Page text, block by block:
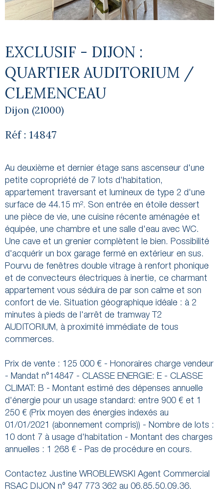
EXCLUSIF - DIJON :
QUARTIER AUDITORIUM /
CLEMENCEAU
Dijon (21000)
Réf : 14847
Au deuxième et dernier étage sans ascenseur d'une
petite copropriété de 7 lots d'habitation,
appartement traversant et lumineux de type 2 d'une
surface de 44.15 m². Son entrée en étoile dessert
une pièce de vie, une cuisine récente aménagée et
équipée, une chambre et une salle d'eau avec WC.
Une cave et un grenier complètent le bien. Possibilité
d'acquérir un box garage fermé en extérieur en sus.
Pourvu de fenêtres double vitrage à renfort phonique
et de convecteurs électriques à inertie, ce charmant
appartement vous séduira de par son calme et son
confort de vie. Situation géographique idéale : à 2
minutes à pieds de l'arrêt de tramway T2
AUDITORIUM, à proximité immédiate de tous
commerces.
Prix de vente : 125 000 € - Honoraires charge vendeur
- Mandat n°14847 - CLASSE ENERGIE: E - CLASSE
CLIMAT: B - Montant estimé des dépenses annuelle
d'énergie pour un usage standard: entre 900 € et 1
250 € (Prix moyen des énergies indexés au
01/01/2021 (abonnement compris)) - Nombre de lots :
10 dont 7 à usage d'habitation - Montant des charges
annuelles : 1 268 € - Pas de procédure en cours.
Contactez Justine WROBLEWSKI Agent Commercial
RSAC DIJON n° 947 773 362 au 06.85.50.09.36.